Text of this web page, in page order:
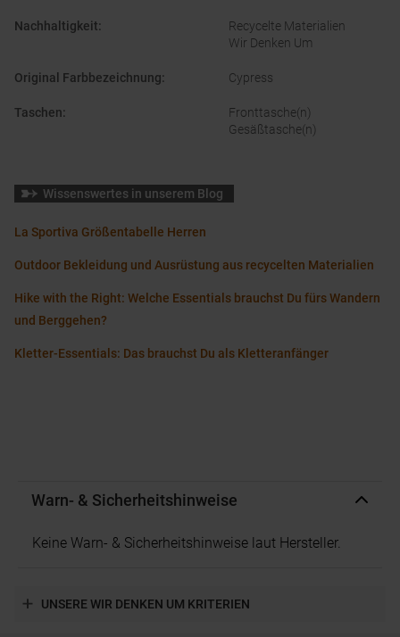
Nachhaltigkeit:
Recycelte Materialien
Wir Denken Um
Original Farbbezeichnung: Cypress
Taschen:
Fronttasche(n)
Gesäßtasche(n)
Wissenswertes in unserem Blog
La Sportiva Größentabelle Herren
Outdoor Bekleidung und Ausrüstung aus recycelten Materialien
Hike with the Right: Welche Essentials brauchst Du fürs Wandern
und Berggehen?
Kletter-Essentials: Das brauchst Du als Kletteranfänger
Warn- & Sicherheitshinweise
Keine Warn- & Sicherheitshinweise laut Hersteller.
UNSERE WIR DENKEN UM KRITERIEN